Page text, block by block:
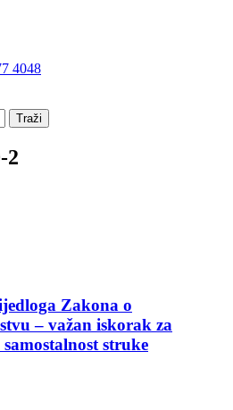
4048
2
Zakona o
– važan iskorak za
struke